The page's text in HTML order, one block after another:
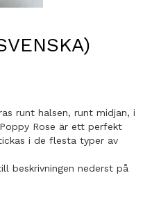
runt halsen, runt midjan, i
Rose är ett perfekt
i de flesta typer av
beskrivningen nederst på